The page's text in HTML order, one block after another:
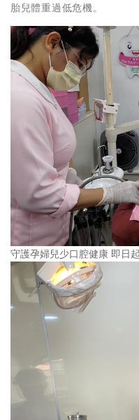
胎兒體重過低危機。
守護孕婦兒少口腔健康 即日